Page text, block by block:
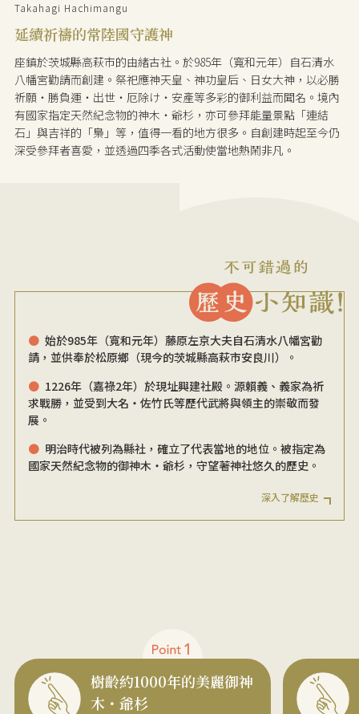
Takahagi Hachimangu
延續祈禱的常陸國守護神
座鎮於茨城縣高萩市的由緒古社。於985年（寬和元年）自石清水
八幡宮勸請而創建。祭祀應神天皇、神功皇后、日女大神，以必勝
祈願・勝負運・出世・厄除け・安產等多彩的御利益而聞名。境內
有國家指定天然紀念物的神木・爺杉，亦可參拜能量景點「連結
石」與吉祥的「梟」等，值得一看的地方很多。自創建時起至今仍
深受參拜者喜愛，並透過四季各式活動使當地熱鬧非凡。
始於985年（寬和元年）藤原左京大夫自石清水八幡宮勸
請，並供奉於松原鄉（現今的茨城縣高萩市安良川）。
1226年（嘉祿2年）於現址興建社殿。源賴義、義家為祈
求戰勝，並受到大名・佐竹氏等歷代武將與領主的崇敬而發
展。
明治時代被列為縣社，確立了代表當地的地位。被指定為
國家天然紀念物的御神木・爺杉，守望著神社悠久的歷史。
深入了解歷史
樹齡約1000年的美麗御神
木・爺杉